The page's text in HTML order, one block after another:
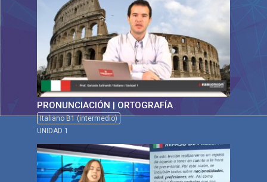
PRONUNCIACIÓN | ORTOGRAFÍA
Italiano B1 (intermedio)
UNIDAD 1